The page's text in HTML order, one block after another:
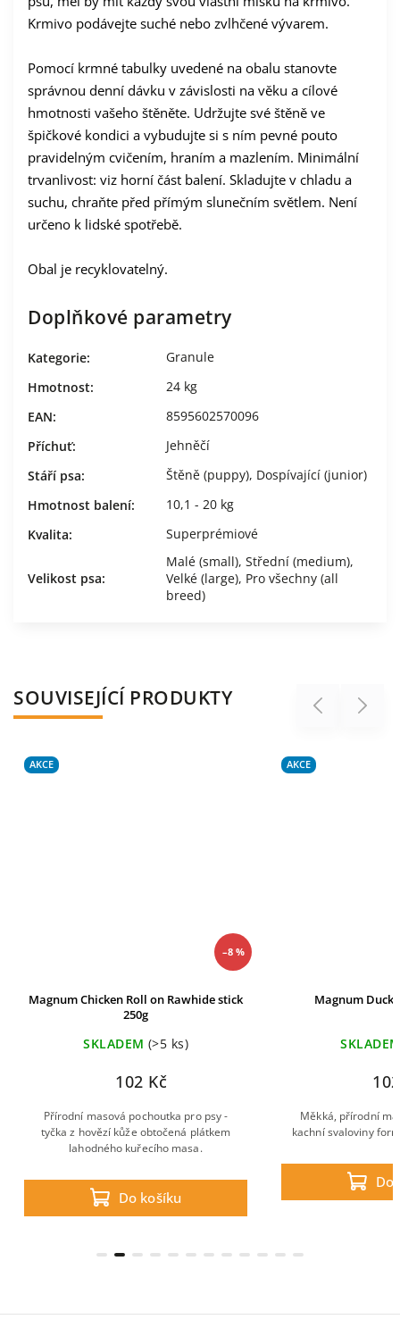
Krmivo podávejte suché nebo zvlhčené vývarem.
Pomocí krmné tabulky uvedené na obalu stanovte
správnou denní dávku v závislosti na věku a cílové
hmotnosti vašeho štěněte. Udržujte své štěně ve
špičkové kondici a vybudujte si s ním pevné pouto
pravidelným cvičením, hraním a mazlením. Minimální
trvanlivost: viz horní část balení. Skladujte v chladu a
suchu, chraňte před přímým slunečním světlem. Není
určeno k lidské spotřebě.
Obal je recyklovatelný.
Doplňkové parametry
Kategorie:
Granule
Hmotnost:
24 kg
EAN:
8595602570096
Příchuť:
Jehněčí
Stáří psa: Štěně (puppy), Dospívající (junior)
Hmotnost balení:
10,1 - 20 kg
Kvalita: Superprémiové
Velikost psa:
Malé (small), Střední (medium),
Velké (large), Pro všechny (all
breed)
SOUVISEJÍCÍ PRODUKTY Previous
AKCE
–8 %
Magnum Chicken Roll on Rawhide stick
250g
SKLADEM (>5 ks)
102 Kč
Do košíku
Přírodní masová pochoutka pro psy -
tyčka z hovězí kůže obtočená plátkem
lahodného kuřecího masa.
AKCE
Magnum Duck
Do
Měkká, přírodní
kachní svaloviny
Next